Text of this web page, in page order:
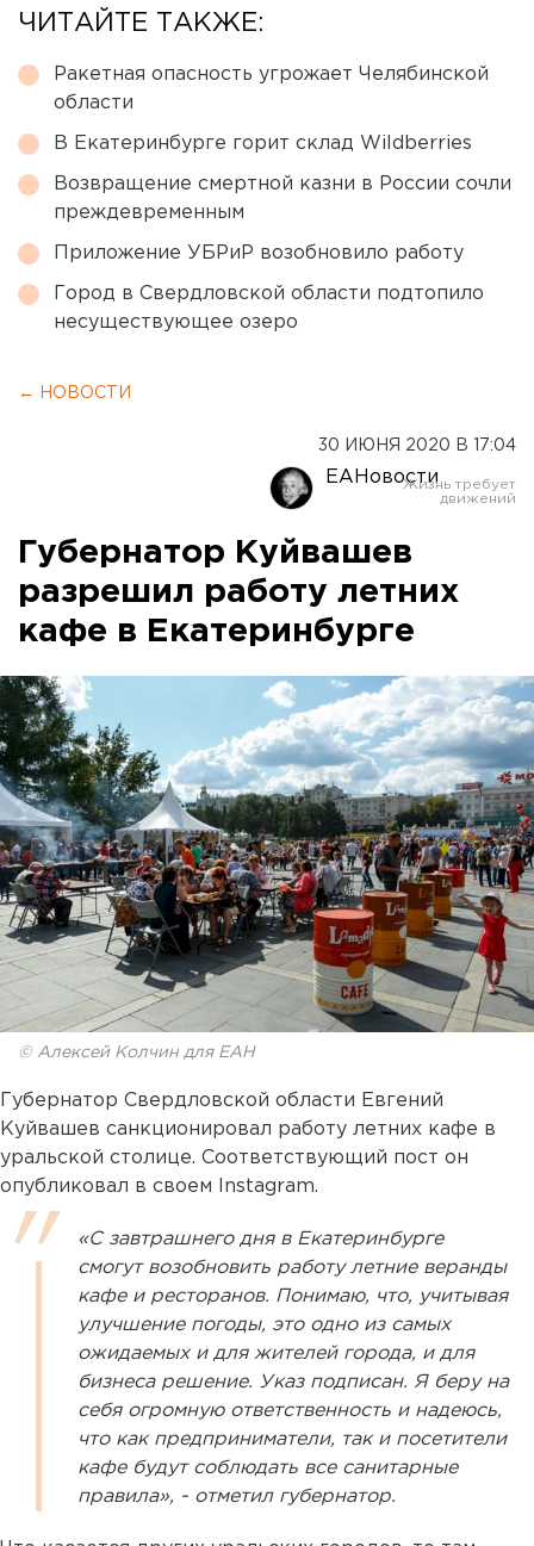
ЧИТАЙТЕ ТАКЖЕ:
Ракетная опасность угрожает Челябинской
области
В Екатеринбурге горит склад Wildberries
Возвращение смертной казни в России сочли
преждевременным
Приложение УБРиР возобновило работу
Город в Свердловской области подтопило
несуществующее озеро
← НОВОСТИ
30 ИЮНЯ 2020 В 17:04
ЕАНовости
Губернатор Куйвашев
разрешил работу летних
кафе в Екатеринбурге
© Алексей Колчин для ЕАН
Губернатор Свердловской области Евгений
Куйвашев санкционировал работу летних кафе в
уральской столице. Соответствующий пост он
опубликовал в своем Instagram.
«С завтрашнего дня в Екатеринбурге
смогут возобновить работу летние веранды
кафе и ресторанов. Понимаю, что, учитывая
улучшение погоды, это одно из самых
ожидаемых и для жителей города, и для
бизнеса решение. Указ подписан. Я беру на
себя огромную ответственность и надеюсь,
что как предприниматели, так и посетители
кафе будут соблюдать все санитарные
правила», - отметил губернатор.